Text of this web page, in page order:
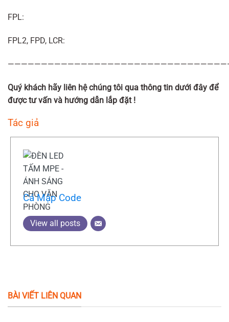
FPL:
FPL2, FPD, LCR:
Quý khách hãy liên hệ chúng tôi qua thông tin dưới đây để
được tư vấn và hướng dẫn lắp đặt !
Tác giả
Cá Mập Code
View all posts
BÀI VIẾT LIÊN QUAN